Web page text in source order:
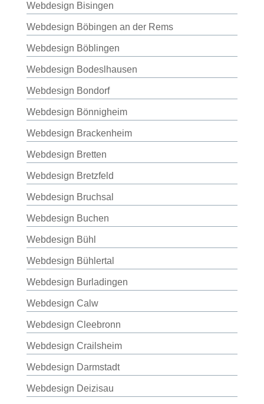
Webdesign Bisingen
Webdesign Böbingen an der Rems
Webdesign Böblingen
Webdesign Bodeslhausen
Webdesign Bondorf
Webdesign Bönnigheim
Webdesign Brackenheim
Webdesign Bretten
Webdesign Bretzfeld
Webdesign Bruchsal
Webdesign Buchen
Webdesign Bühl
Webdesign Bühlertal
Webdesign Burladingen
Webdesign Calw
Webdesign Cleebronn
Webdesign Crailsheim
Webdesign Darmstadt
Webdesign Deizisau